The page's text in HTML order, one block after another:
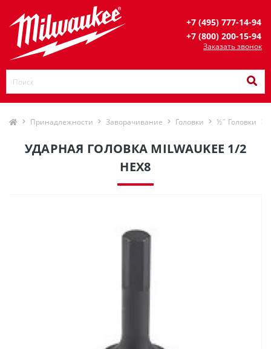
+7 (495) 777-14-94
+7 (800) 200-15-94
Заказать звонок
Принадлежности Заворачивание Головки ½˝ Головки
УДАРНАЯ ГОЛОВКА MILWAUKEE 1/2
HEX8